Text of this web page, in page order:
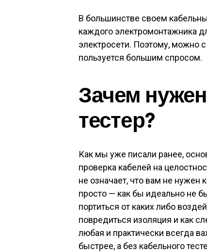
В большинстве своем
каждого электромонтажника
электросети. Поэтому, можно с
пользуется большим спросом.
Зачем
тестер?
Как мы уже писали ранее,
проверка кабелей на
не означает, что вам не нужен
просто — как бы идеально не
портиться от каких либо
повредиться изоляция и как
любая и практически всегда
быстрее, а без кабельного